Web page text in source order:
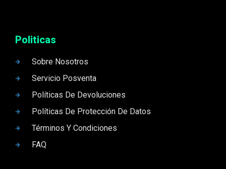
Politicas
Sobre Nosotros
Servicio Posventa
Políticas De Devoluciones
Políticas De Protección De Datos
Términos Y Condiciones
FAQ